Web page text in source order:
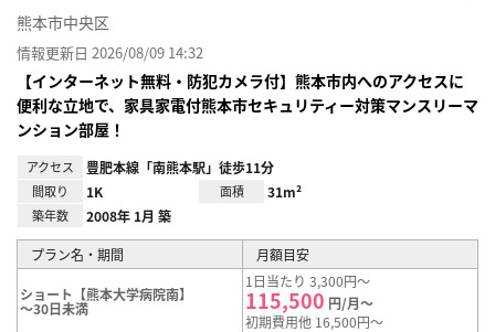
熊本市中央区
情報更新日 2026/08/09 14:32
【インターネット無料・防犯カメラ付】熊本市内へのアクセスに
便利な立地で、家具家電付熊本市セキュリティー対策マンスリーマ
ンション部屋！
アクセス 豊肥本線「南熊本駅」徒歩11分
間取り 1K 面積 31m²
築年数 2008年 1月 築
プラン名・期間 月額目安
ショート【熊本大学病院南】
～30日未満
1日当たり 3,300円～
115,500 円/月～
初期費用他 16,500円～